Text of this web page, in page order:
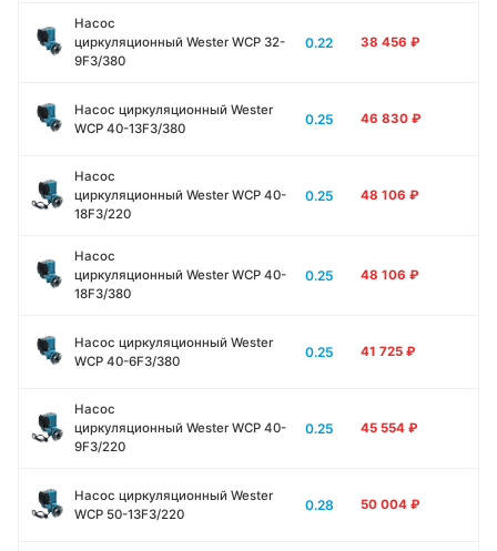
Насос
циркуляционный Wester WCP 32-
9F3/380
0.22 38 456 ₽
Насос циркуляционный Wester
WCP 40-13F3/380
0.25 46 830 ₽
Насос
циркуляционный Wester WCP 40-
18F3/220
0.25 48 106 ₽
Насос
циркуляционный Wester WCP 40-
18F3/380
0.25 48 106 ₽
Насос циркуляционный Wester
WCP 40-6F3/380
0.25 41 725 ₽
Насос
циркуляционный Wester WCP 40-
9F3/220
0.25 45 554 ₽
Насос циркуляционный Wester
WCP 50-13F3/220
0.28 50 004 ₽